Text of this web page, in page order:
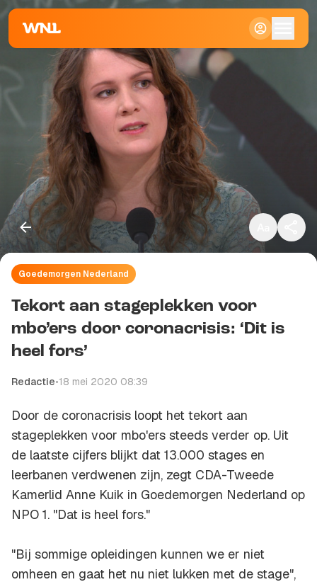
Standaard
Groot
Goedemorgen Nederland
Tekort aan stageplekken voor
mbo’ers door coronacrisis: ‘Dit is
heel fors’
Redactie•18 mei 2020 08:39
Door de coronacrisis loopt het tekort aan
stageplekken voor mbo'ers steeds verder op. Uit
de laatste cijfers blijkt dat 13.000 stages en
leerbanen verdwenen zijn, zegt CDA-Tweede
Kamerlid Anne Kuik in Goedemorgen Nederland op
NPO 1. "Dat is heel fors."
"Bij sommige opleidingen kunnen we er niet
omheen en gaat het nu niet lukken met de stage",